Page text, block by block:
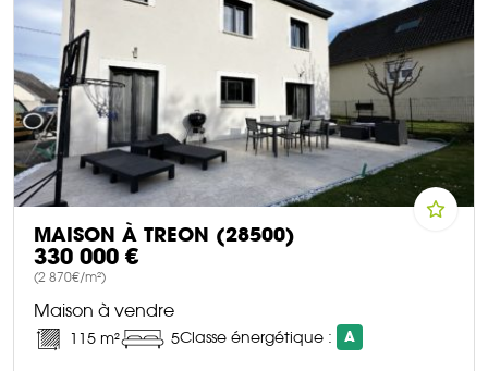
MAISON À TREON (28500)
330 000 €
(2 870€/m²)
Maison à vendre
115 m² 5Classe énergétique : A